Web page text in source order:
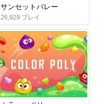
サンセットバレー
26,929 プレイ